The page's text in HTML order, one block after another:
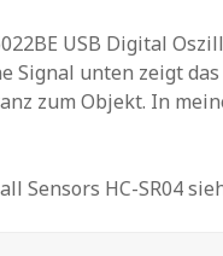
USB Digital
unten zeigt das
zum Objekt. In
Sensors HC-SR04